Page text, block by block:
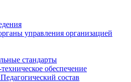
управления организацией
стандарты
обеспечение
состав